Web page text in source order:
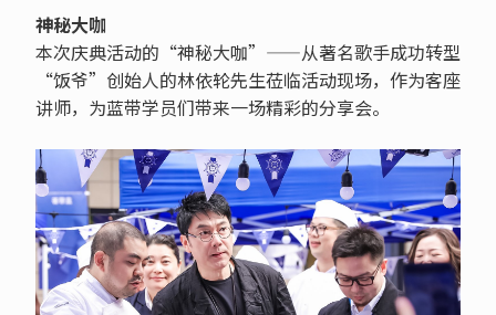
神秘大咖
本次庆典活动的“神秘大咖”——从著名歌手成功转型
“饭爷”创始人的林依轮先生莅临活动现场，作为客座
讲师，为蓝带学员们带来一场精彩的分享会。